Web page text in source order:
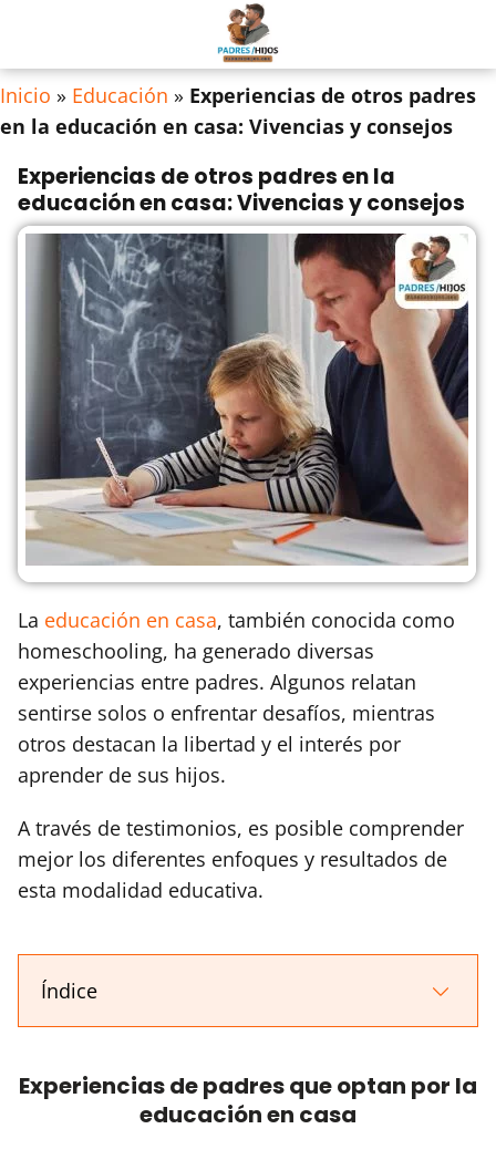
Inicio » Educación » Experiencias de otros padres
en la educación en casa: Vivencias y consejos
Experiencias de otros padres en la
educación en casa: Vivencias y consejos
La educación en casa, también conocida como
homeschooling, ha generado diversas
experiencias entre padres. Algunos relatan
sentirse solos o enfrentar desafíos, mientras
otros destacan la libertad y el interés por
aprender de sus hijos.
A través de testimonios, es posible comprender
mejor los diferentes enfoques y resultados de
esta modalidad educativa.
Índice
Experiencias de padres que optan por la
educación en casa